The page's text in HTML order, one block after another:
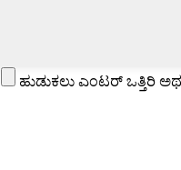
ಹುಡುಕಲು ಎಂಟರ್ ಒತ್ತಿರಿ